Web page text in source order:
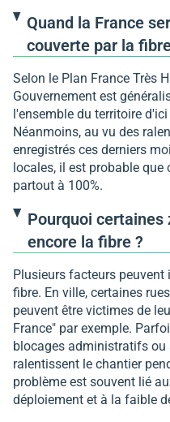
Quand la France
couverte par la
Selon le Plan France Très
Gouvernement est
l'ensemble du territoire
Néanmoins, au vu des
enregistrés ces derniers
locales, il est probable
partout à 100%.
Pourquoi certaines
encore la fibre ?
Plusieurs facteurs peuvent
fibre. En ville, certaines
peuvent être victimes de
France" par exemple.
blocages administratifs
ralentissent le chantier
problème est souvent lié
déploiement et à la faible